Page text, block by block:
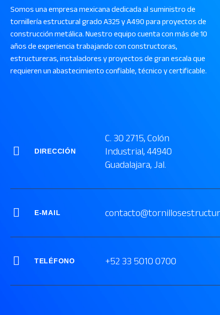
Somos una empresa mexicana dedicada al suministro de
tornillería estructural grado A325 y A490 para proyectos de
construcción metálica. Nuestro equipo cuenta con más de 10
años de experiencia trabajando con constructoras,
estructureras, instaladores y proyectos de gran escala que
requieren un abastecimiento confiable, técnico y certificable.

 DIRECCIÓN
C. 30 2715, Colón
Industrial, 44940
Guadalajara, Jal.

 E-MAIL

 TELÉFONO +52 33 5010 0700